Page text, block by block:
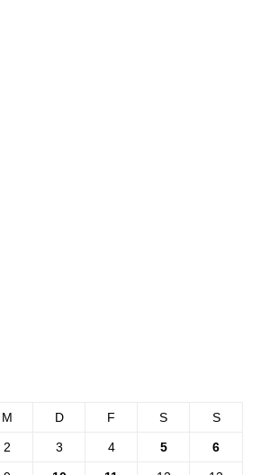
M D F S S
2 3 4 5 6